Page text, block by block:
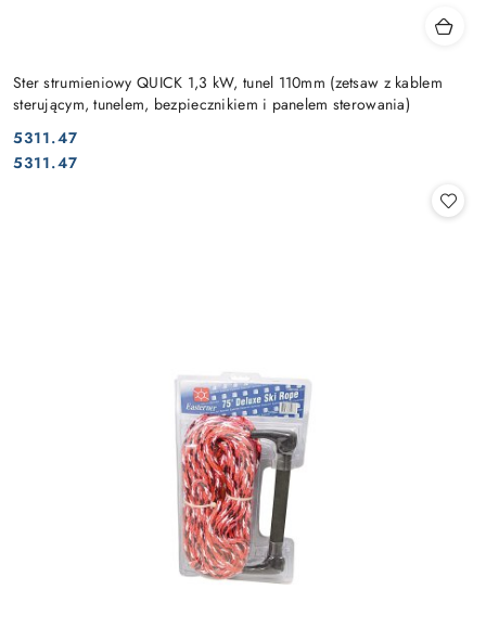
Ster strumieniowy QUICK 1,3 kW, tunel 110mm (zetsaw z kablem
sterującym, tunelem, bezpiecznikiem i panelem sterowania)
Cena:
5311.47
Cena:
5311.47